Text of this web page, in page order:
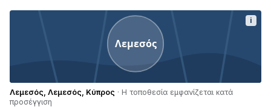
Λεμεσός
i
Λεμεσός, Λεμεσός, Κύπρος · Η τοποθεσία εμφανίζεται κατά
προσέγγιση